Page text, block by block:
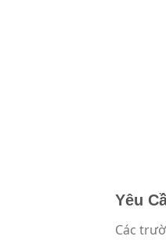
Yêu
Các